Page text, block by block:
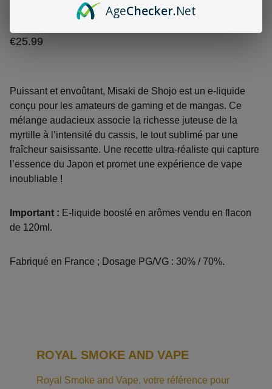
100ml sans nicotine
€25.99
Puissant et envoûtant, Misaki de Shojo est un e-liquide
conçu pour les amateurs de gaming et de mangas. Ce
mélange audacieux associe la richesse juteuse de la
myrtille à l’intensité du cassis, le tout sublimé par une
fraîcheur saisissante. Une recette ultra-réaliste qui capture
l’essence du Japon et promet une expérience de vape
inoubliable !
Important : E-liquide boosté en arômes vendu en flacon
de 120ml.
Fabriqué en France ; Dosage PG/VG : 30% / 70%.
ROYAL SMOKE AND VAPE
Royal Smoke and Vape, votre référence pour
AgeChecker.Net